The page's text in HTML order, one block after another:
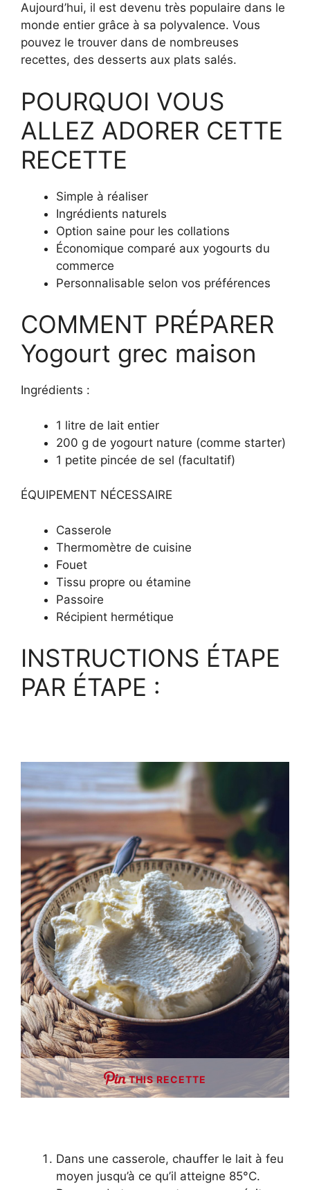
Aujourd’hui, il est devenu très populaire dans le
monde entier grâce à sa polyvalence. Vous
pouvez le trouver dans de nombreuses
recettes, des desserts aux plats salés.
POURQUOI VOUS
ALLEZ ADORER CETTE
RECETTE
Simple à réaliser
Ingrédients naturels
Option saine pour les collations
Économique comparé aux yogourts du
commerce
Personnalisable selon vos préférences
COMMENT PRÉPARER
Yogourt grec maison
Ingrédients :
1 litre de lait entier
200 g de yogourt nature (comme starter)
1 petite pincée de sel (facultatif)
ÉQUIPEMENT NÉCESSAIRE
Casserole
Thermomètre de cuisine
Fouet
Tissu propre ou étamine
Passoire
Récipient hermétique
INSTRUCTIONS ÉTAPE
PAR ÉTAPE :
THIS RECETTE
Dans une casserole, chauffer le lait à feu
moyen jusqu’à ce qu’il atteigne 85°C.